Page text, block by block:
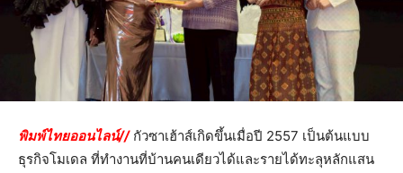
พิมพ์ไทยออนไลน์//กัวซาเฮ้าส์เกิดขึ้นเมื่อปี 2557 เป็นต้นแบบ
ธุรกิจโมเดล ที่ทำงานที่บ้านคนเดียวได้และรายได้ทะลุหลักแสน